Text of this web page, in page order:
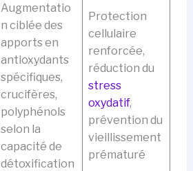
Augmentatio
n ciblée des
apports en
antioxydants
spécifiques,
crucifères,
polyphénols
selon la
capacité de
détoxification
Protection
cellulaire
renforcée,
réduction du
stress
oxydatif,
prévention du
vieillissement
prématuré